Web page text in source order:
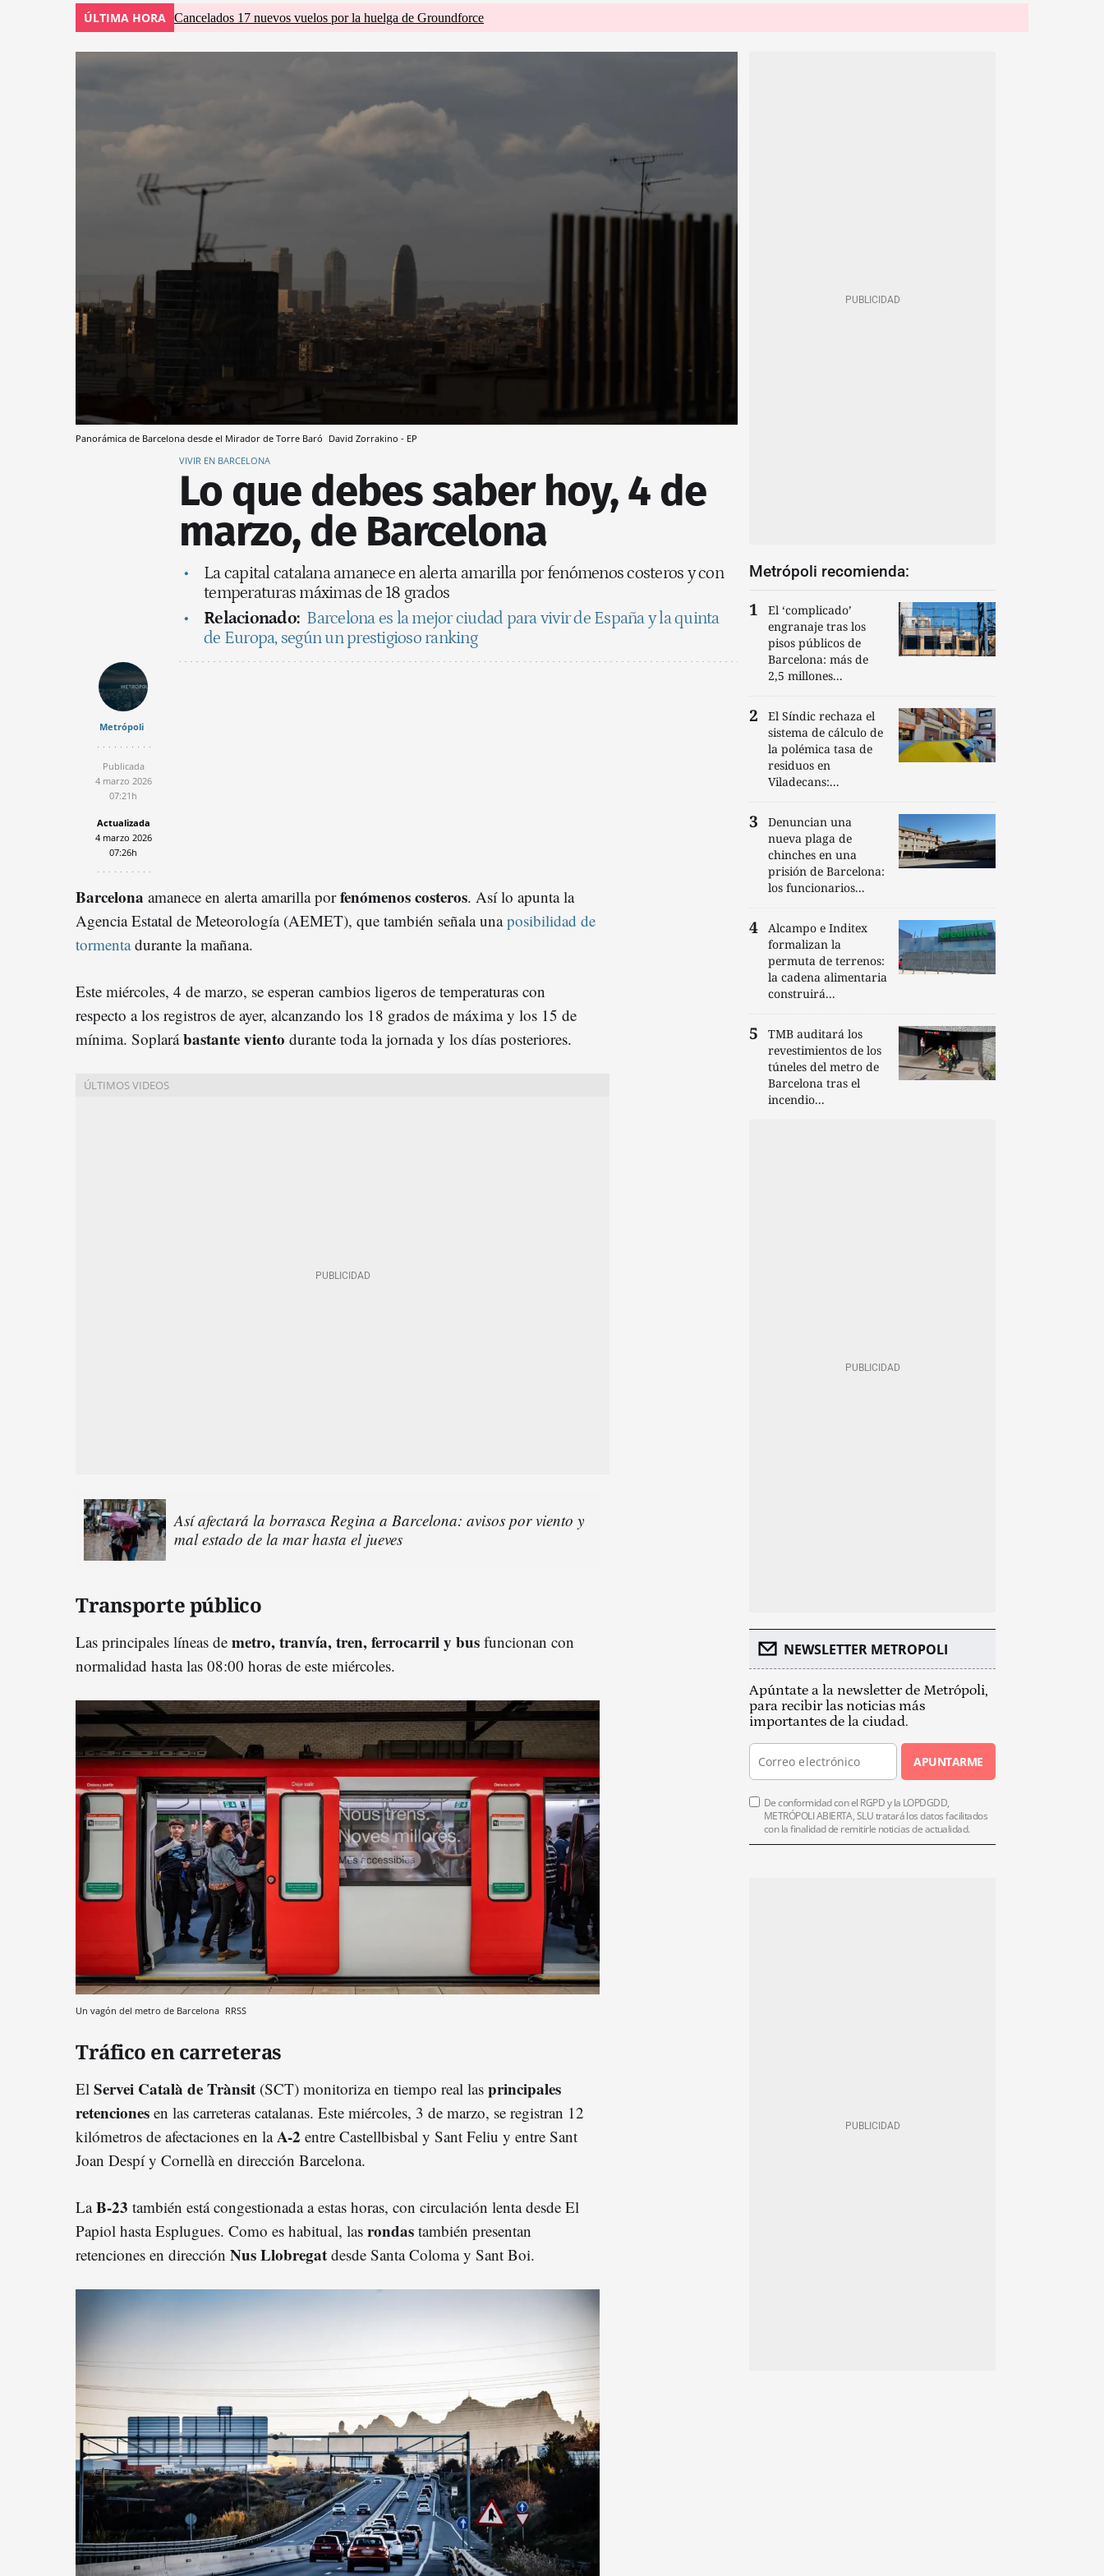
ÚLTIMA HORA Cancelados 17 nuevos vuelos por la huelga de Groundforce
Panorámica de Barcelona desde el Mirador de Torre Baró David Zorrakino - EP
VIVIR EN BARCELONA
Lo que debes saber hoy, 4 de
marzo, de Barcelona
La capital catalana amanece en alerta amarilla por fenómenos costeros y con
temperaturas máximas de 18 grados
Relacionado: Barcelona es la mejor ciudad para vivir de España y la quinta
de Europa, según un prestigioso ranking
Metrópoli
Publicada
4 marzo 2026
07:21h
Actualizada
4 marzo 2026
07:26h
Barcelona amanece en alerta amarilla porfenómenos costeros. Así lo apunta la
Agencia Estatal de Meteorología (AEMET), que también señala unaposibilidad de
tormentadurante la mañana.
Este miércoles, 4 de marzo, se esperan cambios ligeros de temperaturas con
respecto a los registros de ayer, alcanzando los 18 grados de máxima y los 15 de
mínima. Soplarábastante viento durante toda la jornada y los días posteriores.
Así afectará la borrasca Regina a Barcelona: avisos por viento y
mal estado de la mar hasta el jueves
Transporte público
Las principales líneas de metro, tranvía, tren, ferrocarril y bus funcionan con
normalidad hasta las 08:00 horas de este miércoles.
Un vagón del metro de Barcelona RRSS
Tráfico en carreteras
El Servei Català de Trànsit (SCT) monitoriza en tiempo real las principales
retenciones en las carreteras catalanas. Este miércoles, 3 de marzo, se registran 12
kilómetros de afectaciones en laA-2 entre Castellbisbal y Sant Feliu y entre Sant
Joan Despí y Cornellà en dirección Barcelona.
LaB-23 también está congestionada a estas horas, con circulación lenta desde El
Papiol hasta Esplugues. Como es habitual, las rondas también presentan
retenciones en dirección Nus Llobregat desde Santa Coloma y Sant Boi.
Metrópoli recomienda:
El ‘complicado’
engranaje tras los
pisos públicos de
Barcelona: más de
2,5 millones...
El Síndic rechaza el
sistema de cálculo de
la polémica tasa de
residuos en
Viladecans:...
Denuncian una
nueva plaga de
chinches en una
prisión de Barcelona:
los funcionarios...
Alcampo e Inditex
formalizan la
permuta de terrenos:
la cadena alimentaria
construirá...
TMB auditará los
revestimientos de los
túneles del metro de
Barcelona tras el
incendio...
NEWSLETTER METROPOLI
Apúntate a la newsletter de Metrópoli,
para recibir las noticias más
importantes de la ciudad.
APUNTARME
De conformidad con el RGPD y la LOPDGDD,
METRÓPOLI ABIERTA, SLU tratará los datos facilitados
con la finalidad de remitirle noticias de actualidad.